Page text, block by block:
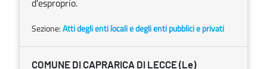
d'esproprio.
Sezione:Atti degli enti locali e degli enti pubblici e privati
COMUNE DI CAPRARICA DI LECCE (Le)